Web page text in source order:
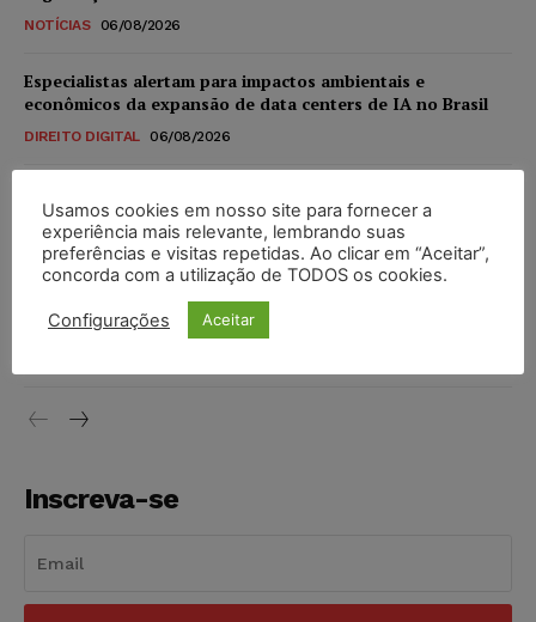
NOTÍCIAS 06/08/2026
Especialistas alertam para impactos ambientais e
econômicos da expansão de data centers de IA no Brasil
DIREITO DIGITAL 06/08/2026
invioláveis após assinatura digital e lacração
NOTÍCIAS 06/08/2026
STF inicia julgamento sobre constitucionalidade da
proibição dos jogos de azar no Brasil
Inscreva-se
Usamos cookies em nosso site para fornecer a
experiência mais relevante, lembrando suas
preferências e visitas repetidas. Ao clicar em “Aceitar”,
concorda com a utilização de TODOS os cookies.
Configurações Aceitar